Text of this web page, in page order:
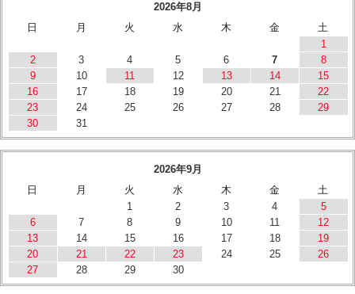
2026年8月
日
月 火 水 木 金
土
1
2
3 4 5 6 7
8
9
10 11 12 13 14
15
16
17 18 19 20 21
22
23
24 25 26 27 28
29
30
31
2026年9月
日
月 火 水 木 金
土
1
2 3 4
5
6
7 8 9 10 11
12
13
14 15 16 17 18
19
20
21 22 23 24 25
26
27
28 29 30